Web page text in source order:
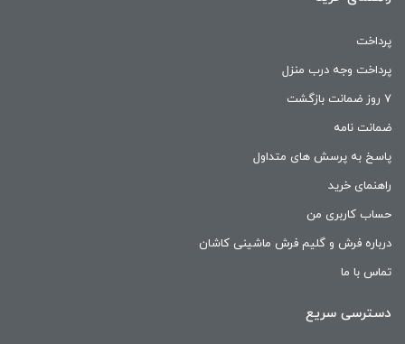
پرداخت
پرداخت وجه درب منزل
۷ روز ضمانت بازگشت
ضمانت نامه
پاسخ به پرسش های متداول
راهنمای خرید
حساب کاربری من
درباره فرش و گلیم فرش ماشینی کاشان
تماس با ما
دسترسی سریع